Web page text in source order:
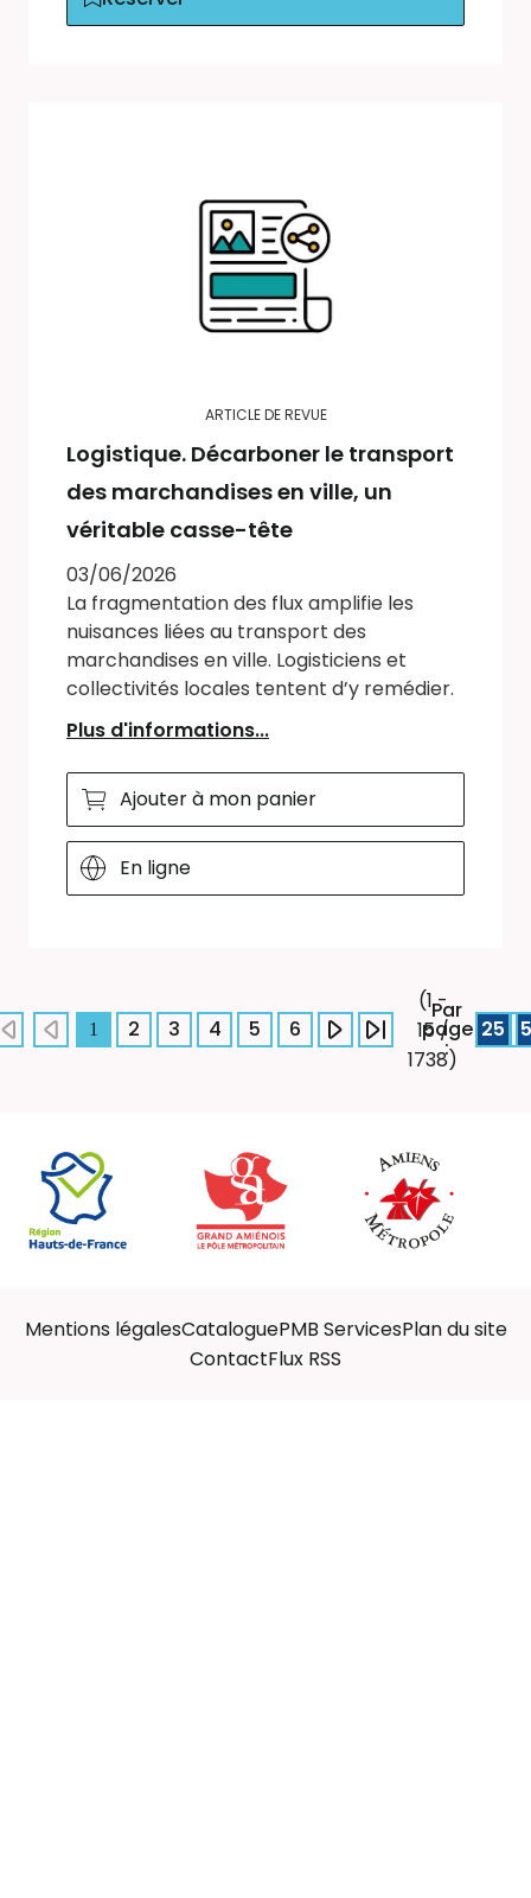
ARTICLE DE REVUE
Logistique. Décarboner le transport
des marchandises en ville, un
véritable casse-tête
03/06/2026
La fragmentation des flux amplifie les
nuisances liées au transport des
marchandises en ville. Logisticiens et
collectivités locales tentent d’y remédier.
Plus d'informations...
Ajouter à mon panier
En ligne
1 2 3 4 5 6
(1 -
15 /
1738)
Par
page
:
25
Mentions légalesCataloguePMB ServicesPlan du site
ContactFlux RSS